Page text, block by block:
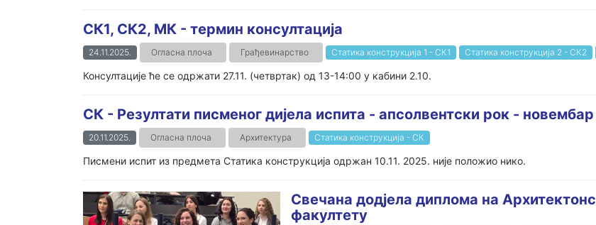
СК1, СК2, МК - термин консултација
24.11.2025. Огласна плоча Грађевинарство Статика конструкција 1 - СК1 Статика конструкција 2 - СК2
Консултације ће се одржати 27.11. (четвртак) од 13-14:00 у кабини 2.10.
СК - Резултати писменог дијела испита - апсолвентски рок - новембар
20.11.2025. Огласна плоча Архитектура Статика конструкција - СК
Писмени испит из предмета Статика конструкција одржан 10.11. 2025. није положио нико.
Свечана додјела диплома на
факултету